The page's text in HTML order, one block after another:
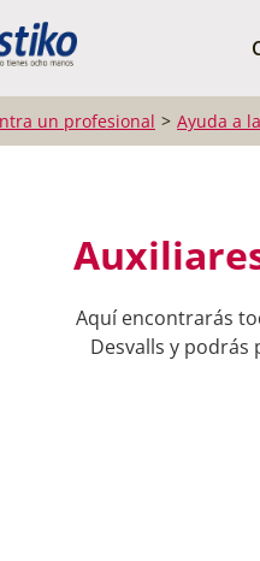
un profesional Ayuda a
Aquí encontrarás
Desvalls y